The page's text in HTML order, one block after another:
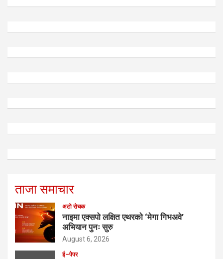
ताजा समाचार
अटो रोचक
नाइमा एक्सपो लक्षित एथरको ‘मेगा गिभअवे’
अभियान पुनः सुरु
August 6, 2026
ई–पेपर